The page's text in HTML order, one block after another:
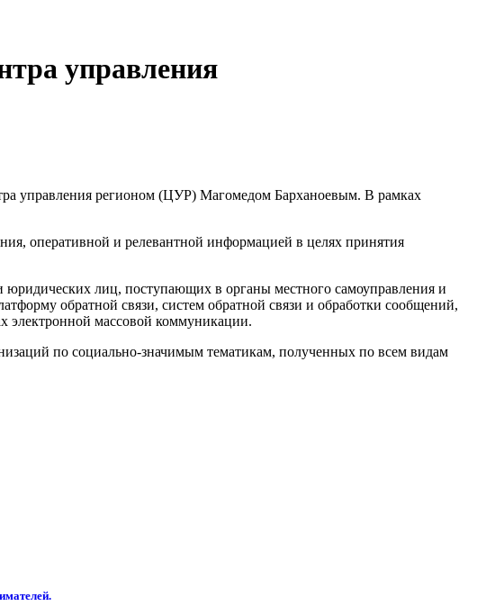
управления
управления регионом (ЦУР) Магомедом Барханоевым. В рамках
оперативной и релевантной информацией в целях принятия
лиц, поступающих в органы местного самоуправления и
обратной связи, систем обратной связи и обработки сообщений,
электронной массовой коммуникации.
по социально-значимым тематикам, полученных по всем видам